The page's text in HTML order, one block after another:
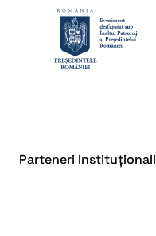
Parteneri Instituționali